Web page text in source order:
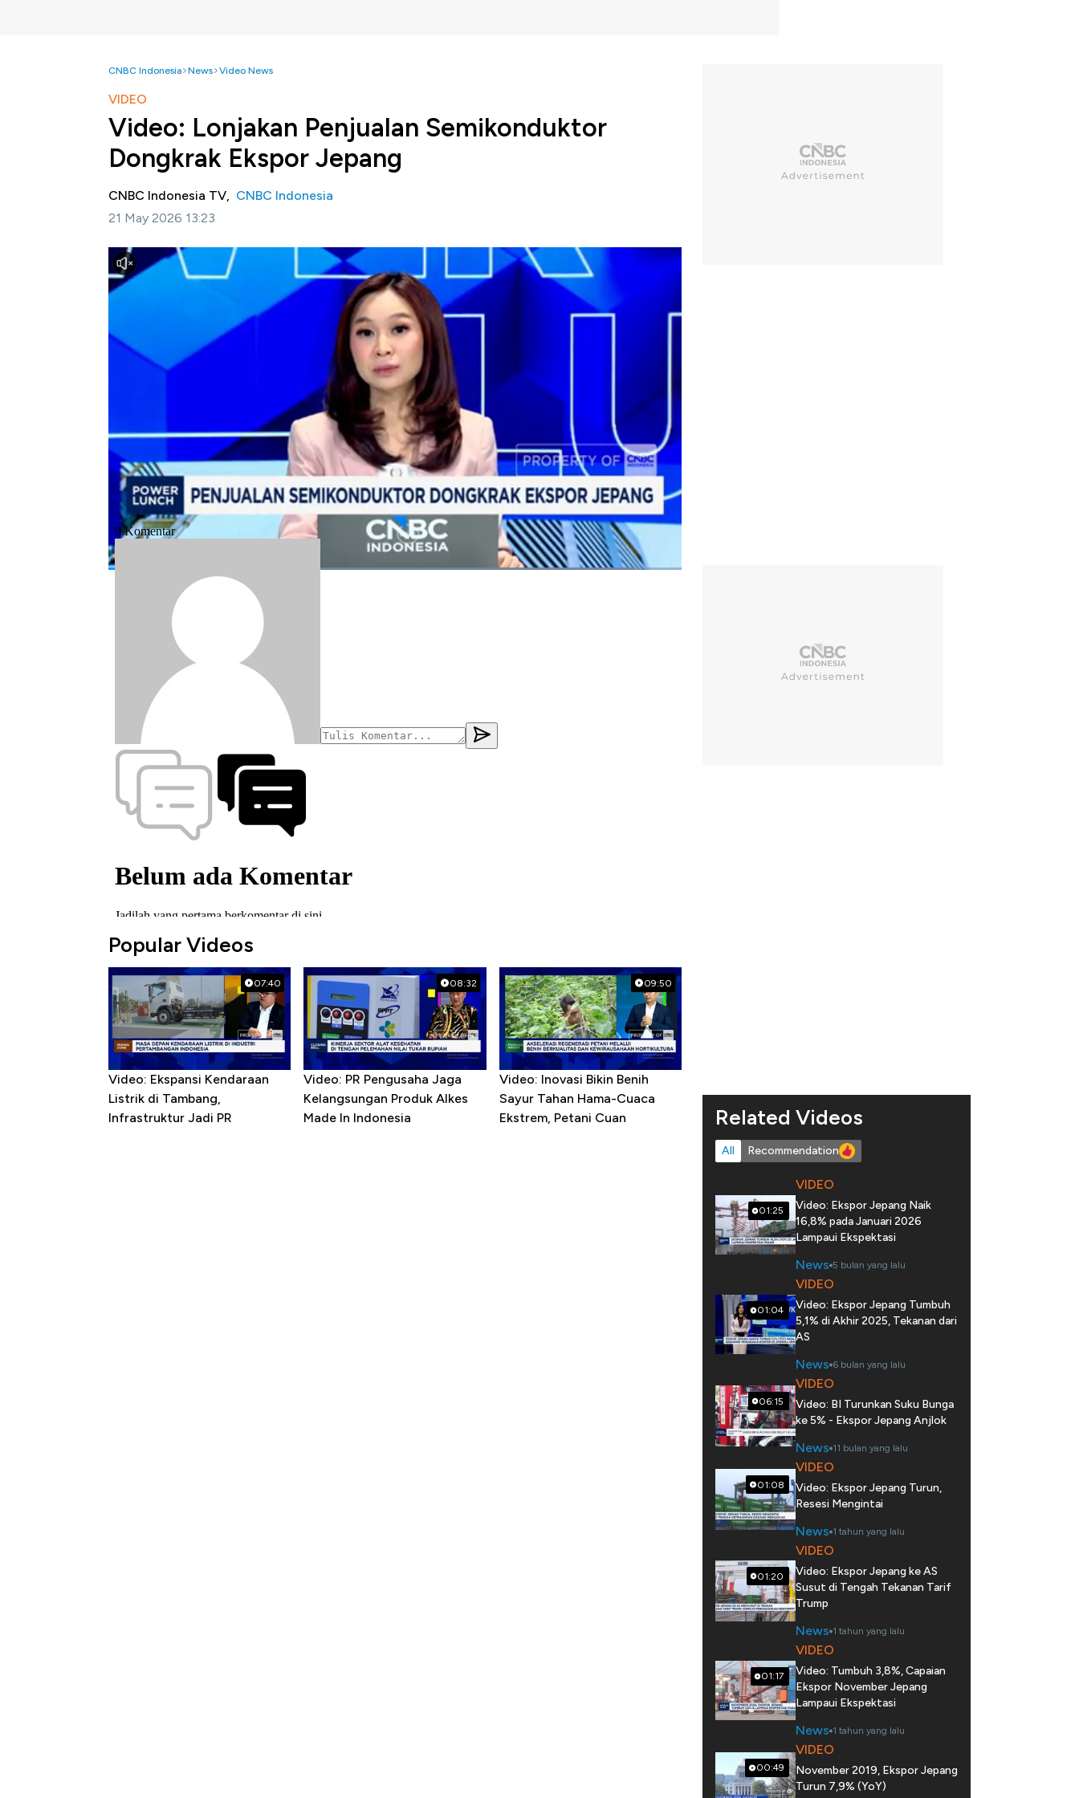
CNBC Indonesia News Video News
VIDEO
Video: Lonjakan Penjualan Semikonduktor
Dongkrak Ekspor Jepang
CNBC Indonesia TV, CNBC Indonesia
21 May 2026 13:23
Jakarta, CNBC Indonesia-
Ekspor Jepang melonjak 14,8% pada April, melampaui ekspektasi
Reuters sebesar 9,3%, seiring lonjakan pengiriman semikonduktor dengan pertumbuhan mencapai
41,6% secara tahunan.
Selengkapnya dalam program Power Lunch CNBC Indonesia (Kamis, 21/05/2026) berikut ini.
#ekspor jepang #ekonomi jepang #semikonduktor
Popular Videos
07:40
Video: Ekspansi Kendaraan
Listrik di Tambang,
Infrastruktur Jadi PR
08:32
Video: PR Pengusaha Jaga
Kelangsungan Produk Alkes
Made In Indonesia
09:50
Video: Inovasi Bikin Benih
Sayur Tahan Hama-Cuaca
Ekstrem, Petani Cuan
Related Videos
All Recommendation
01:25
VIDEO
Video: Ekspor Jepang Naik
16,8% pada Januari 2026
Lampaui Ekspektasi
News 5 bulan yang lalu
01:04
VIDEO
Video: Ekspor Jepang Tumbuh
5,1% di Akhir 2025, Tekanan dari
AS
News 6 bulan yang lalu
06:15
VIDEO
Video: BI Turunkan Suku Bunga
ke 5% - Ekspor Jepang Anjlok
News 11 bulan yang lalu
01:08
VIDEO
Video: Ekspor Jepang Turun,
Resesi Mengintai
News 1 tahun yang lalu
01:20
VIDEO
Video: Ekspor Jepang ke AS
Susut di Tengah Tekanan Tarif
Trump
News 1 tahun yang lalu
01:17
VIDEO
Video: Tumbuh 3,8%, Capaian
Ekspor November Jepang
Lampaui Ekspektasi
News 1 tahun yang lalu
00:49
VIDEO
November 2019, Ekspor Jepang
Turun 7,9% (YoY)